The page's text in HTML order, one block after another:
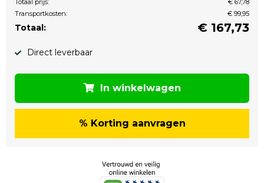
Totaal prijs:
€ 67,78
Transportkosten:
€ 99,95
Totaal: € 167,73
Direct leverbaar
In winkelwagen
% Korting aanvragen